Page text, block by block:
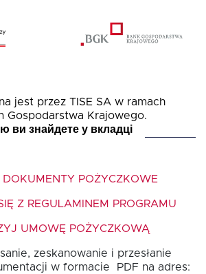
jest przez TISE SA w ramach
Gospodarstwa Krajowego.
ви знайдете у вкладці
DOKUMENTY POŻYCZKOWE
Z REGULAMINEM PROGRAMU
UMOWĘ POŻYCZKOWĄ
zeskanowanie i przesłanie
w formacie PDF na adres: